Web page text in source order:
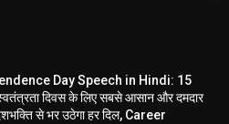
Day Speech in Hindi: 15
दिवस के लिए सबसे आसान और दमदार
से भर उठेगा हर दिल, Career